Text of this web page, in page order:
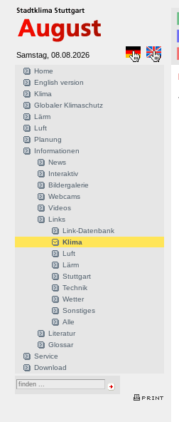
Samstag, 08.08.2026
Home
English version
Klima
Globaler Klimaschutz
Lärm
Luft
Planung
Informationen
News
Interaktiv
Bildergalerie
Webcams
Videos
Links
Link-Datenbank
Klima
Luft
Lärm
Stuttgart
Technik
Wetter
Sonstiges
Alle
Literatur
Glossar
Service
Download